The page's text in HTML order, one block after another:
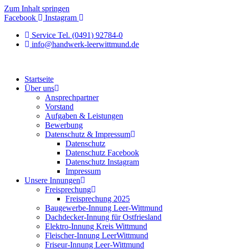
Zum Inhalt springen
Facebook
Instagram
Service Tel. (0491) 92784-0
info@handwerk-leerwittmund.de
Startseite
Über uns
Ansprechpartner
Vorstand
Aufgaben & Leistungen
Bewerbung
Datenschutz & Impressum
Datenschutz
Datenschutz Facebook
Datenschutz Instagram
Impressum
Unsere Innungen
Freisprechung
Freisprechung 2025
Baugewerbe-Innung Leer-Wittmund
Dachdecker-Innung für Ostfriesland
Elektro-Innung Kreis Wittmund
Fleischer-Innung LeerWittmund
Friseur-Innung Leer-Wittmund